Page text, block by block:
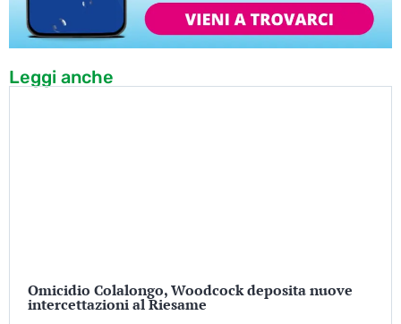
Leggi anche
Omicidio Colalongo, Woodcock deposita nuove
intercettazioni al Riesame